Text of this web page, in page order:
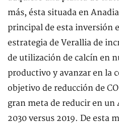
más, ésta situada en
principal de esta inversión
estrategia de Verallia de
de utilización de calcín en
productivo y avanzar en la
objetivo de reducción de
gran meta de reducir en un
2030 versus 2019. De esta